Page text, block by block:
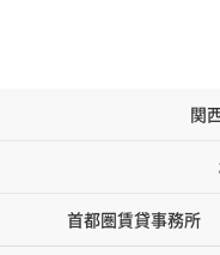
関
首都圏賃貸事務所